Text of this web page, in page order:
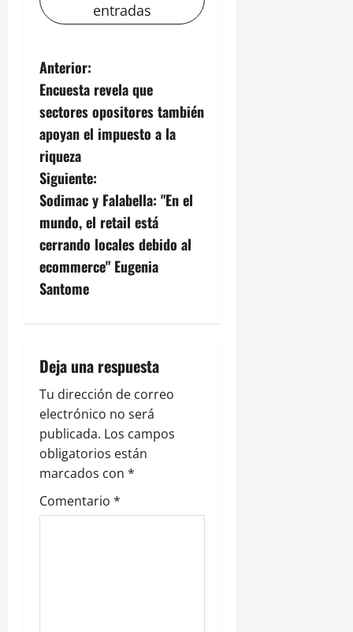
entradas
N
a
v
e
g
a
c
i
n
d
e
e
n
Anterior:
Encuesta revela que
sectores opositores también
apoyan el impuesto a la
riqueza
Siguiente:
Sodimac y Falabella: "En el
mundo, el retail está
cerrando locales debido al
ecommerce" Eugenia
Santome
Deja una respuesta
Tu dirección de correo
electrónico no será
publicada. Los campos
obligatorios están
marcados con *
Comentario *